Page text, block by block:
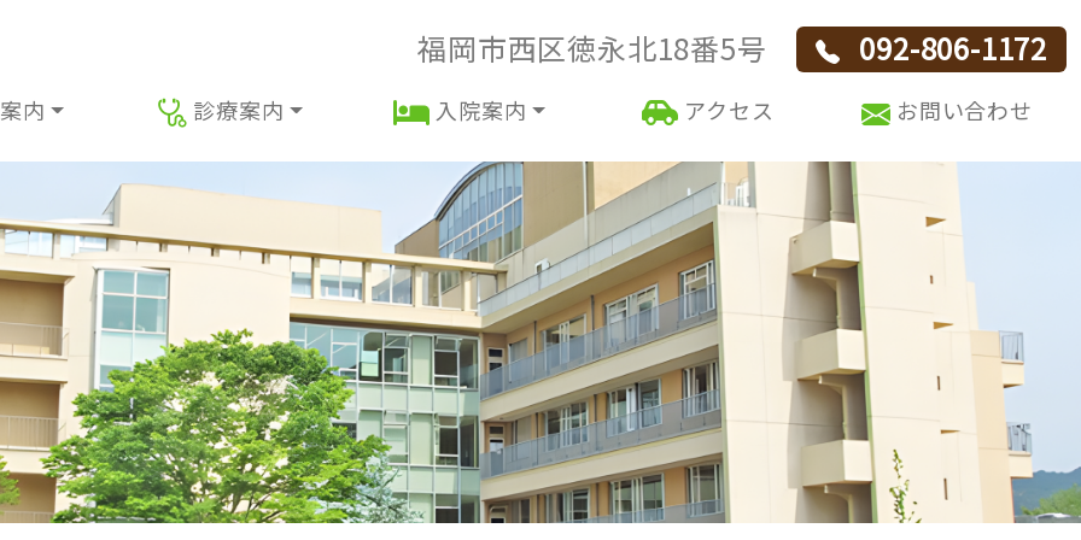
福岡市西区徳永北18番5号 092-806-1172
内 診療案内 入院案内 アクセス お問い合わせ